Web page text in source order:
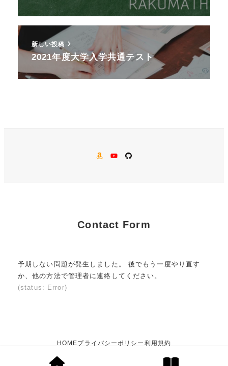
新しい投稿
2021年度大学入学共通テスト
AMAZON
YouTube
GitHub
Contact Form
予期しない問題が発生しました。 後でもう一度やり直す
か、他の方法で管理者に連絡してください。
(status: Error)
HOMEプライバシーポリシー 利用規約